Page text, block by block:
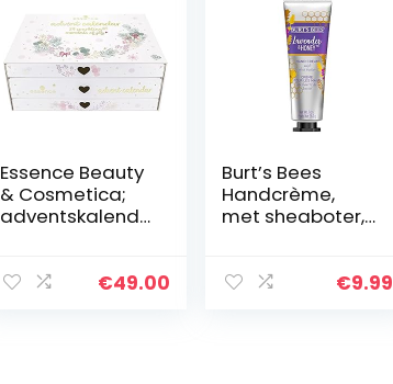
Essence Beauty
& Cosmetica;
adventskalende
met 24
€49.00
Burt’s Bees
Handcrème,
met sheaboter,
28,3 g
€9.99